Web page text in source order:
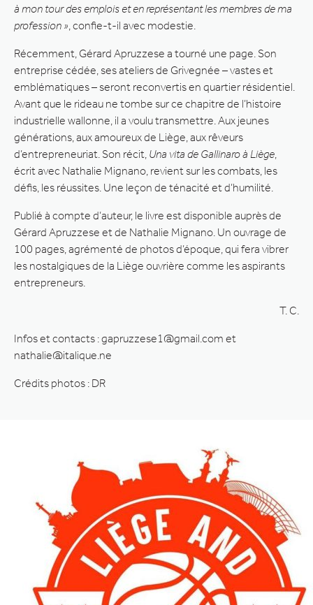
à mon tour des emplois et en représentant les membres de ma
profession » , confie-t-il avec modestie.
Récemment, Gérard Apruzzese a tourné une page. Son
entreprise cédée, ses ateliers de Grivegnée – vastes et
emblématiques – seront reconvertis en quartier résidentiel.
Avant que le rideau ne tombe sur ce chapitre de l’histoire
industrielle wallonne, il a voulu transmettre. Aux jeunes
générations, aux amoureux de Liège, aux rêveurs
d’entrepreneuriat. Son récit, Una vita de Gallinaro à Liège
écrit avec Nathalie Mignano, revient sur les combats, les
défis, les réussites. Une leçon de ténacité et d’humilité.
Publié à compte d’auteur, le livre est disponible auprès de
Gérard Apruzzese et de Nathalie Mignano. Un ouvrage de
100 pages, agrémenté de photos d’époque, qui fera vibrer
les nostalgiques de la Liège ouvrière comme les aspirants
entrepreneurs.
T. C.
Infos et contacts : gapruzzese1@gmail.com et
nathalie@italique.ne
Crédits photos : DR